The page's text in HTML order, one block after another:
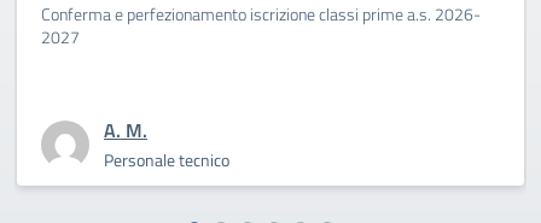
Conferma e perfezionamento iscrizione classi prime a.s. 2026-
2027
A. M.
Personale tecnico